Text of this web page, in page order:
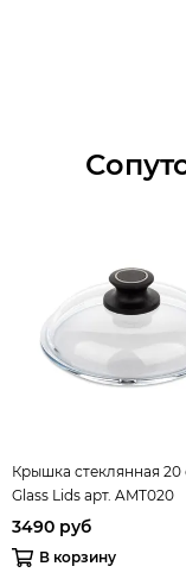
Крышка стеклянная 20
Glass Lids арт. AMT020
3490 руб
В корзину